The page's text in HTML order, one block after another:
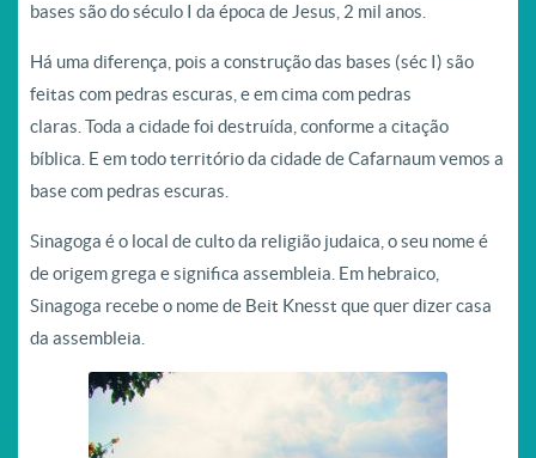
bases são do século I da época de Jesus, 2 mil anos.
Há uma diferença, pois a construção das bases (séc I) são
feitas com pedras escuras, e em cima com pedras
claras. Toda a cidade foi destruída, conforme a citação
bíblica. E em todo território da cidade de Cafarnaum vemos a
base com pedras escuras.
Sinagoga é o local de culto da religião judaica, o seu nome é
de origem grega e significa assembleia. Em hebraico,
Sinagoga recebe o nome de Beit Knesst que quer dizer casa
da assembleia.